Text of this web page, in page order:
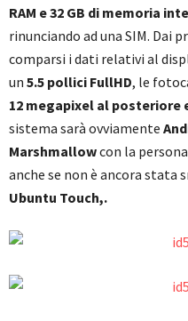
RAM e 32 GB di memoria
rinunciando ad una SIM. Dai
comparsi i dati relativi al
un 5.5 pollici FullHD, le
12 megapixel al posteriore
sistema sarà ovviamente
Marshmallowcon la
anche se non è ancora stata
Ubuntu Touch,.